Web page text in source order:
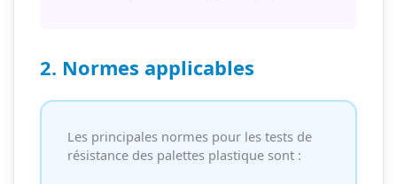
2. Normes applicables
Les principales normes pour les tests de
résistance des palettes plastique sont :